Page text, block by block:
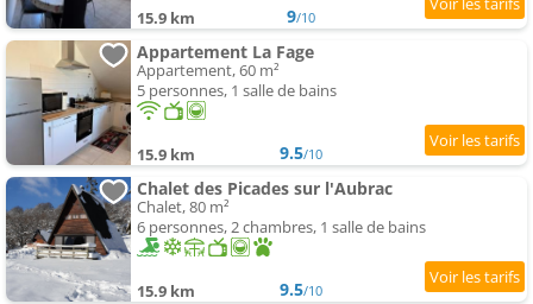
15.9 km 9/10
Appartement La Fage
Appartement, 60 m²
5 personnes, 1 salle de bains
15.9 km 9.5/10
Chalet des Picades sur l'Aubrac
Chalet, 80 m²
6 personnes, 2 chambres, 1 salle de bains
15.9 km 9.5/10